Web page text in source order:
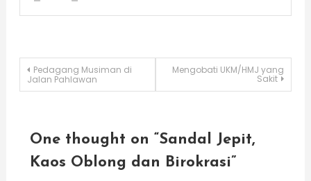
Post
Pedagang Musiman di
Jalan Pahlawan
Mengobati UKM/HMJ yang
Sakit
One thought on “Sandal Jepit,
Kaos Oblong dan Birokrasi”